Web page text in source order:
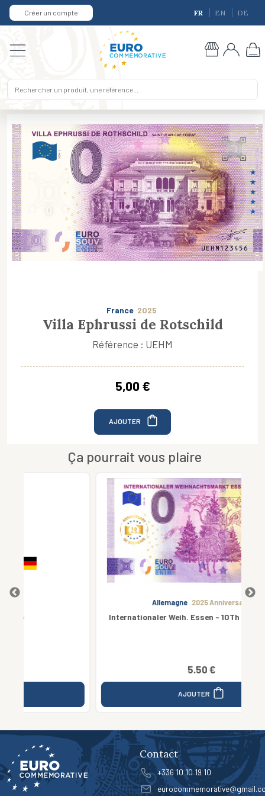
Créer un compte FR EN DE
France 2025
Villa Ephrussi de Rotschild
Référence : UEHM
5,00 €
AJOUTER
Ça pourrait vous plaire
2025 Anniversary
Internationaler Weih. Essen - 10Th ANNIVERSARY
Contact
+336 10 10 19 10